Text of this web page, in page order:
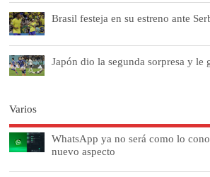
Brasil festeja en su estreno ante
Japón dio la segunda sorpresa y le
Varios
WhatsApp ya no será como lo
nuevo aspecto